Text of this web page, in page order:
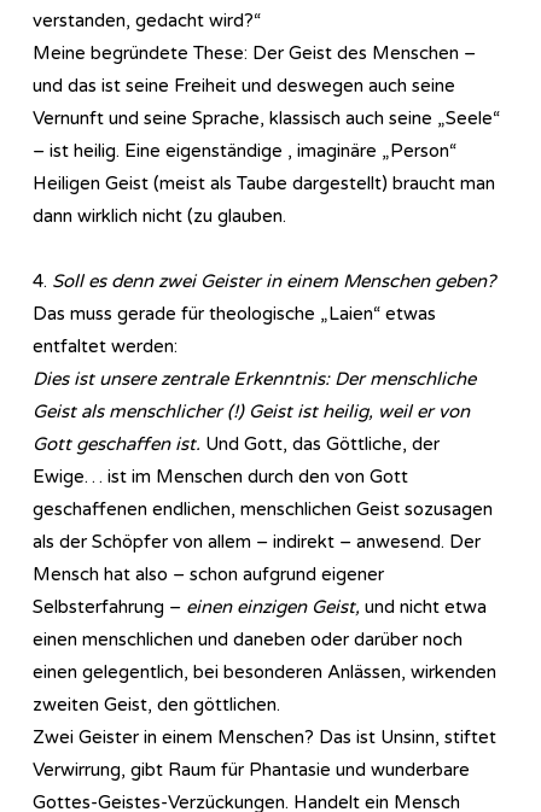
verstanden, gedacht wird?“
Meine begründete These: Der Geist des Menschen –
und das ist seine Freiheit und deswegen auch seine
Vernunft und seine Sprache, klassisch auch seine „Seele“
– ist heilig. Eine eigenständige , imaginäre „Person“
Heiligen Geist (meist als Taube dargestellt) braucht man
dann wirklich nicht (zu glauben.
4. Soll es denn zwei Geister in einem Menschen geben?
Das muss gerade für theologische „Laien“ etwas
entfaltet werden:
Dies ist unsere zentrale Erkenntnis: Der menschliche
Geist als menschlicher (!) Geist ist heilig, weil er von
Gott geschaffen ist. Und Gott, das Göttliche, der
Ewige… ist im Menschen durch den von Gott
geschaffenen endlichen, menschlichen Geist sozusagen
als der Schöpfer von allem – indirekt – anwesend. Der
Mensch hat also – schon aufgrund eigener
Selbsterfahrung – einen einzigen Geist, und nicht etwa
einen menschlichen und daneben oder darüber noch
einen gelegentlich, bei besonderen Anlässen, wirkenden
zweiten Geist, den göttlichen.
Zwei Geister in einem Menschen? Das ist Unsinn, stiftet
Verwirrung, gibt Raum für Phantasie und wunderbare
Gottes-Geistes-Verzückungen. Handelt ein Mensch